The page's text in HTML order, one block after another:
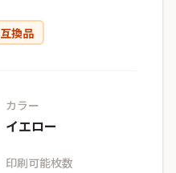
互換品
カラー
イエロー
印刷可能枚数